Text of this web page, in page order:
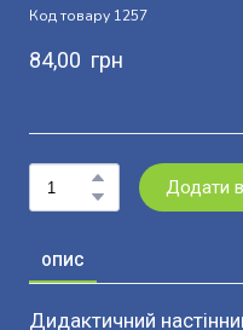
Код товару 1257
84,00  грн
Додати
ОПИС
Дидактичний